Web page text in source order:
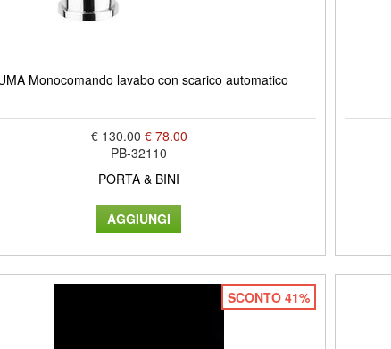
Monocomando lavabo con scarico automatico
€ 130.00 € 78.00
PB-32110
PORTA & BINI
SCONTO 41%